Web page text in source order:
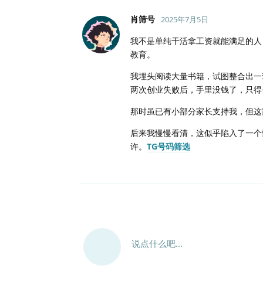
肖筛号 2025年7月5日
我不是单纯干活拿工资就能满足的
教育。
我埋头阅读大量书籍，试图整合出
两次创业失败后，手里没钱了，只
那时虽已有小部分家长支持我，但
后来我慢慢看清，这似乎陷入了一
许。 TG号码筛选
说点什么吧...